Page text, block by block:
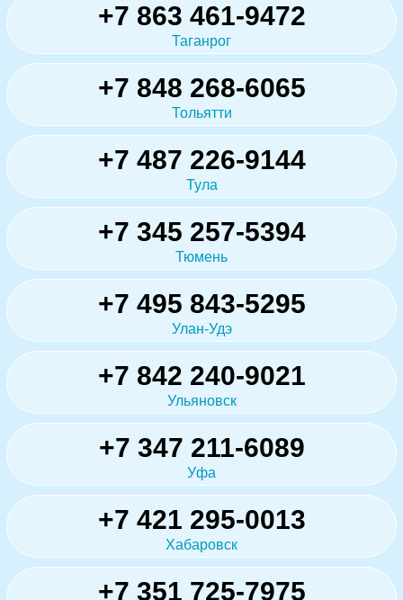
+7 863 461-9472
Таганрог
+7 848 268-6065
Тольятти
+7 487 226-9144
Тула
+7 345 257-5394
Тюмень
+7 495 843-5295
Улан-Удэ
+7 842 240-9021
Ульяновск
+7 347 211-6089
Уфа
+7 421 295-0013
Хабаровск
+7 351 725-7975